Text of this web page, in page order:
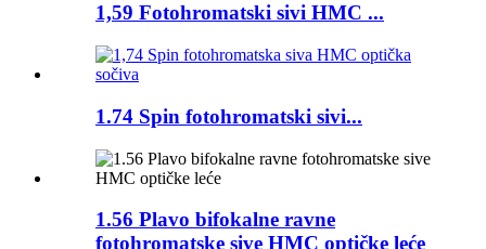
1,59 Fotohromatski sivi HMC ...
1.74 Spin fotohromatski sivi...
1.56 Plavo bifokalne ravne
fotohromatske sive HMC optičke leće